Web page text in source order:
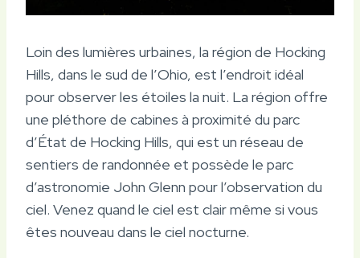
Loin des lumières urbaines, la région de Hocking
Hills, dans le sud de l’Ohio, est l’endroit idéal
pour observer les étoiles la nuit. La région offre
une pléthore de cabines à proximité du parc
d’État de Hocking Hills, qui est un réseau de
sentiers de randonnée et possède le parc
d’astronomie John Glenn pour l’observation du
ciel. Venez quand le ciel est clair même si vous
êtes nouveau dans le ciel nocturne.